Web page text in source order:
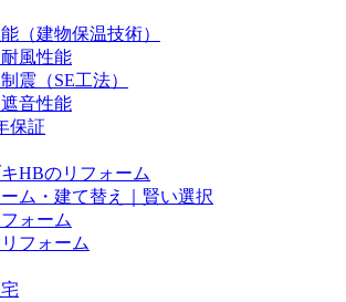
（建物保温技術）
風性能
震（SE工法）
音性能
保証
HBのリフォーム
ム・建て替え｜賢い選択
ォーム
フォーム